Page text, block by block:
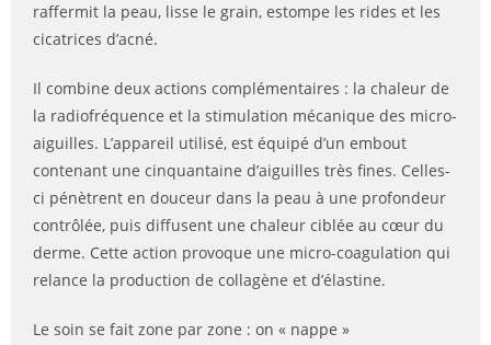
raffermit la peau, lisse le grain, estompe les rides et les
cicatrices d’acné.
Il combine deux actions complémentaires : la chaleur de
la radiofréquence et la stimulation mécanique des micro-
aiguilles. L’appareil utilisé, est équipé d’un embout
contenant une cinquantaine d’aiguilles très fines. Celles-
ci pénètrent en douceur dans la peau à une profondeur
contrôlée, puis diffusent une chaleur ciblée au cœur du
derme. Cette action provoque une micro-coagulation qui
relance la production de collagène et d’élastine.
Le soin se fait zone par zone : on « nappe »